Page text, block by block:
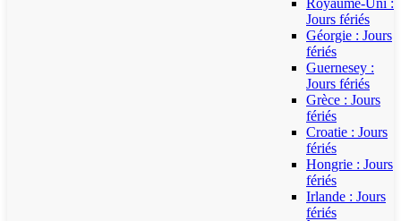
Royaume-Uni :
Jours fériés
Géorgie : Jours
fériés
Guernesey :
Jours fériés
Grèce : Jours
fériés
Croatie : Jours
fériés
Hongrie : Jours
fériés
Irlande : Jours
fériés